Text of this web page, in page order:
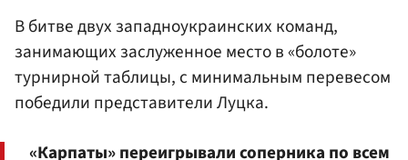
В битве двух западноукраинских команд,
занимающих заслуженное место в «болоте»
турнирной таблицы, с минимальным перевесом
победили представители Луцка.
«Карпаты» переигрывали соперника по всем